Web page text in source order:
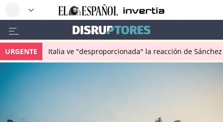
URGENTE Italia ve "desproporcionada" la reacción de